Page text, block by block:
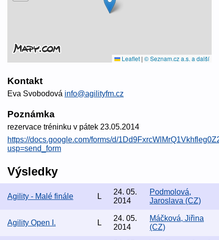
Leaflet | © Seznam.cz a.s. a další
Kontakt
Eva Svobodová info@agilityfm.cz
Poznámka
rezervace tréninku v pátek 23.05.2014
https://docs.google.com/forms/d/
usp=send_form
Výsledky
Agility - Malé finále L
24. 05.
2014
Podmolová,
Jaroslava (CZ)
Agility Open I. L
24. 05.
2014
Máčková, Jiřina
(CZ)